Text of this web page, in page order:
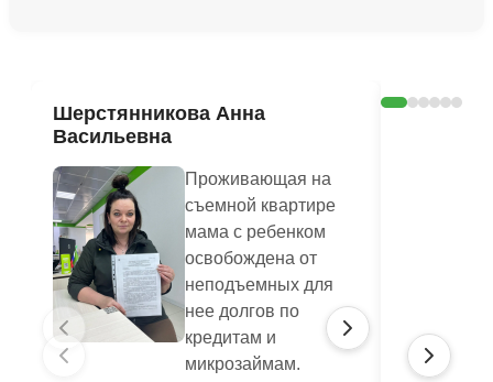
Шерстянникова Анна
Васильевна
Проживающая на
съемной квартире
мама с ребенком
освобождена от
неподъемных для
нее долгов по
кредитам и
микрозаймам.